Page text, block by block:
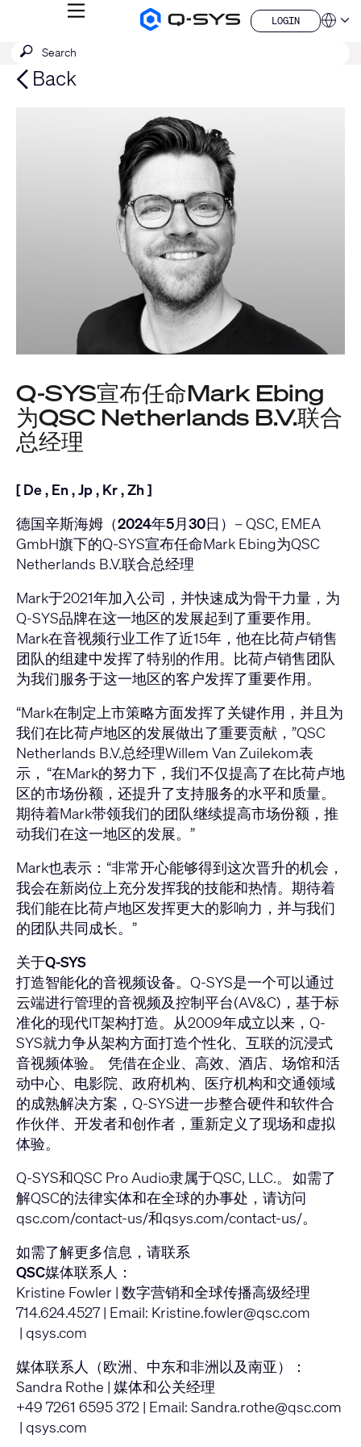
Q-
MENU
LOGIN
LOGIN
QSYS.com (English)
India (English)
Deutsch
Submit
SEARCH
Back
Q-SYS宣布任命Mark Ebing
为QSC Netherlands B.V.联合
总经理
[De, En ,Jp, Kr,Zh ]
德国辛斯海姆（2024年5月30日） – QSC, EMEA
GmbH旗下的Q-SYS宣布任命Mark Ebing为QSC
Netherlands B.V.联合总经理
Mark于2021年加入公司，并快速成为骨干力量，为
Q-SYS品牌在这一地区的发展起到了重要作用。
Mark在音视频行业工作了近15年，他在比荷卢销售
团队的组建中发挥了特别的作用。比荷卢销售团队
为我们服务于这一地区的客户发挥了重要作用。
“Mark在制定上市策略方面发挥了关键作用，并且为
我们在比荷卢地区的发展做出了重要贡献，”QSC
Netherlands B.V.总经理Willem Van Zuilekom表
示， “在Mark的努力下，我们不仅提高了在比荷卢地
区的市场份额，还提升了支持服务的水平和质量。
期待着Mark带领我们的团队继续提高市场份额，推
动我们在这一地区的发展。”
Mark也表示：“非常开心能够得到这次晋升的机会，
我会在新岗位上充分发挥我的技能和热情。期待着
我们能在比荷卢地区发挥更大的影响力，并与我们
的团队共同成长。”
关于Q-SYS
打造智能化的音视频设备。Q-SYS是一个可以通过
云端进行管理的音视频及控制平台(AV&C)，基于标
准化的现代IT架构打造。从2009年成立以来，Q-
SYS就力争从架构方面打造个性化、互联的沉浸式
音视频体验。 凭借在企业、高效、酒店、场馆和活
动中心、电影院、政府机构、医疗机构和交通领域
的成熟解决方案，Q-SYS进一步整合硬件和软件合
作伙伴、开发者和创作者，重新定义了现场和虚拟
体验。
Q-SYS和QSC Pro Audio隶属于QSC, LLC.。 如需了
解QSC的法律实体和在全球的办事处，请访问
qsc.com/contact-us/和qsys.com/contact-us/。
如需了解更多信息，请联系
QSC媒体联系人：
Kristine Fowler | 数字营销和全球传播高级经理
714.624.4527 | Email: Kristine.fowler@qsc.com
| qsys.com
媒体联系人（欧洲、中东和非洲以及南亚）：
Sandra Rothe | 媒体和公关经理
+49 7261 6595 372 | Email: Sandra.rothe@qsc.com
| qsys.com